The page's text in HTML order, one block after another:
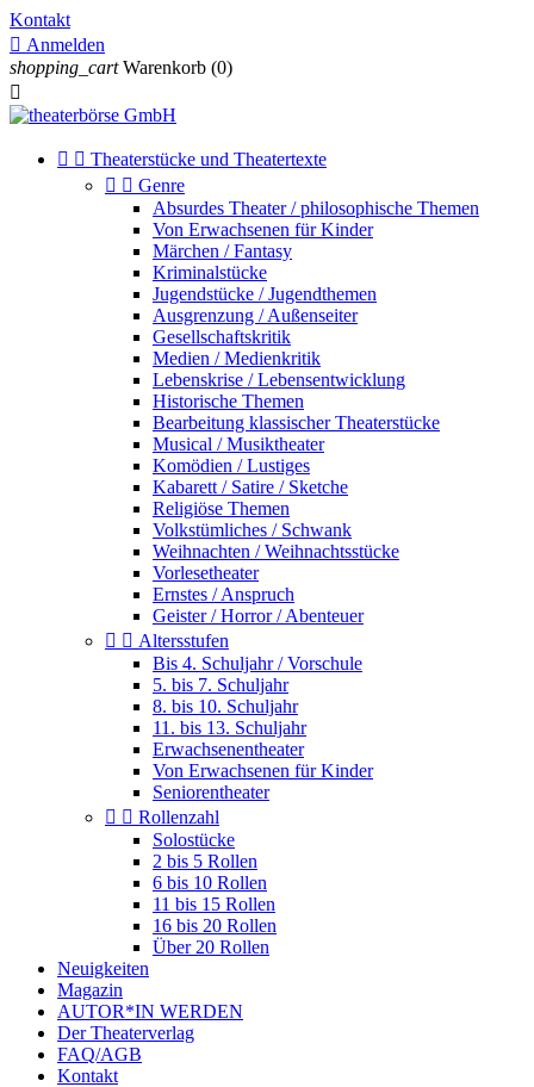
Kontakt
 Anmelden
shopping_cart Warenkorb (0)

  Theaterstücke und Theatertexte
  Genre
Absurdes Theater / philosophische Themen
Von Erwachsenen für Kinder
Märchen / Fantasy
Kriminalstücke
Jugendstücke / Jugendthemen
Ausgrenzung / Außenseiter
Gesellschaftskritik
Medien / Medienkritik
Lebenskrise / Lebensentwicklung
Historische Themen
Bearbeitung klassischer Theaterstücke
Musical / Musiktheater
Komödien / Lustiges
Kabarett / Satire / Sketche
Religiöse Themen
Volkstümliches / Schwank
Weihnachten / Weihnachtsstücke
Vorlesetheater
Ernstes / Anspruch
Geister / Horror / Abenteuer
  Altersstufen
Bis 4. Schuljahr / Vorschule
5. bis 7. Schuljahr
8. bis 10. Schuljahr
11. bis 13. Schuljahr
Erwachsenentheater
Von Erwachsenen für Kinder
Seniorentheater
  Rollenzahl
Solostücke
2 bis 5 Rollen
6 bis 10 Rollen
11 bis 15 Rollen
16 bis 20 Rollen
Über 20 Rollen
Neuigkeiten
Magazin
AUTOR*IN WERDEN
Der Theaterverlag
FAQ/AGB
Kontakt